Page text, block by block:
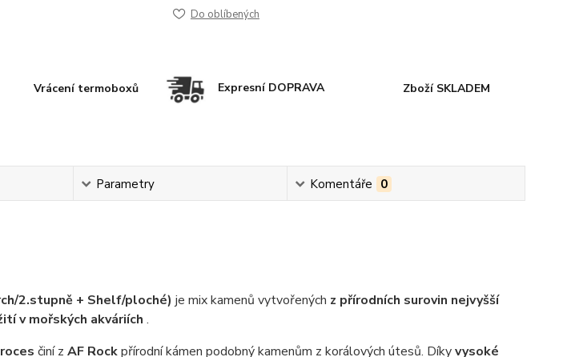
Do oblíbených
Vrácení termoboxů Expresní DOPRAVA Zboží SKLADEM
Parametry Komentáře 0
2.stupně + Shelf/ploché) je mix kamenů vytvořených z přírodních surovin nejvyšší
v mořských akváriích .
činí z AF Rockpřírodní kámen podobný kamenům z korálových útesů. Díkyvysoké